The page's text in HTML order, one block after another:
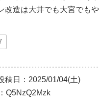
改造は大井でも大宮でも
稿日：2025/01/04(土)
Q5NzQ2Mzk